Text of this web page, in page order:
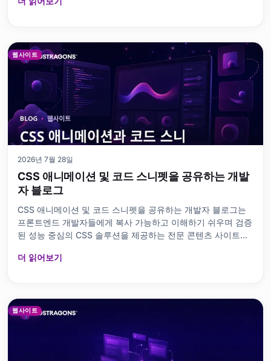
수익을 창
웹사이트
2026년 7월 28일
CSS 애니메이션 및 코드 스니펫을 공유하는 개발
자 블로그
CSS 애니메이션 및 코드 스니펫을 공유하는 개발자 블로그는
프론트엔드 개발자들에게 복사 가능하고 이해하기 쉬우며 검증
된 성능 중심의 CSS 솔루션을 제공하는 전문 콘텐츠 사이트입
드 전환,
더 읽어보기
웹사이트